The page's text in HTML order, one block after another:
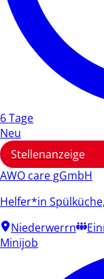
6 Tage
Neu
Stellenanzeige
AWO care gGmbH
Helfer*in
Niederwerrn
Minijob